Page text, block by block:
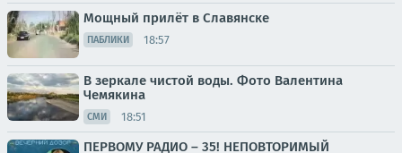
Мощный прилёт в Славянске
ПАБЛИКИ 18:57
В зеркале чистой воды. Фото Валентина
Чемякина
СМИ 18:51
ПЕРВОМУ РАДИО – 35! НЕПОВТОРИМЫЙ